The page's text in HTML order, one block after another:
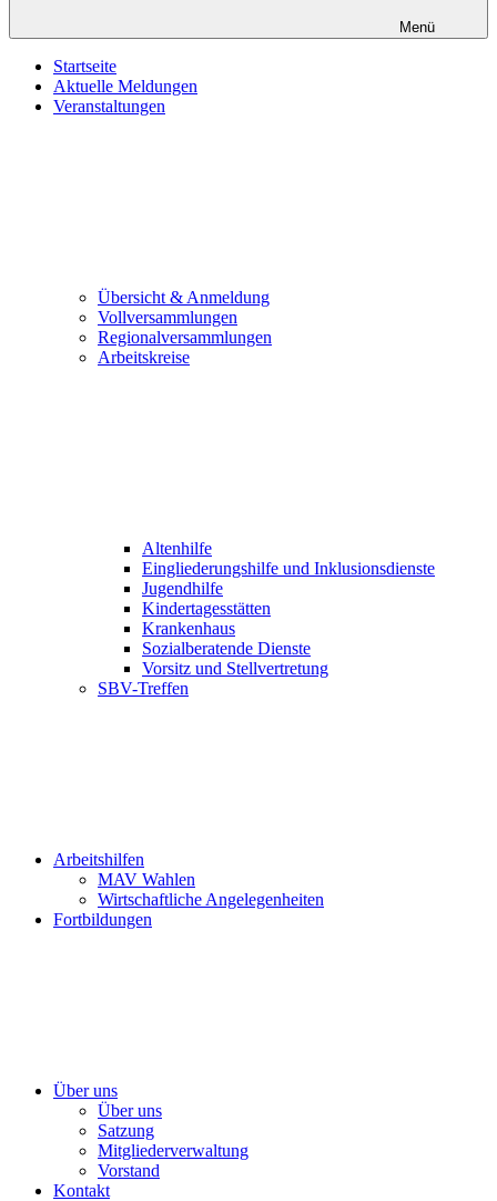
Menü
Startseite
Aktuelle Meldungen
Veranstaltungen
Übersicht & Anmeldung
Vollversammlungen
Regionalversammlungen
Arbeitskreise
Altenhilfe
Eingliederungshilfe und Inklusionsdienste
Jugendhilfe
Kindertagesstätten
Krankenhaus
Sozialberatende Dienste
Vorsitz und Stellvertretung
SBV-Treffen
Arbeitshilfen
MAV Wahlen
Wirtschaftliche Angelegenheiten
Fortbildungen
Über uns
Über uns
Satzung
Mitgliederverwaltung
Vorstand
Kontakt